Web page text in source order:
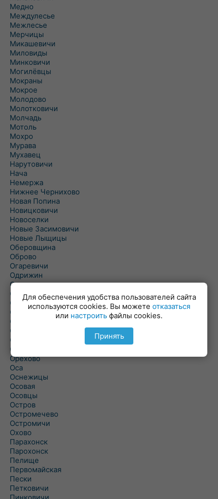
Медно
Междулесье
Межлесье
Мерчицы
Микашевичи
Миловиды
Минковичи
Могилёвцы
Мокраны
Мокрое
Молодово
Молотковичи
Молчадь
Мотоль
Мохро
Мурава
Мухавец
Нарутовичи
Нача
Немержа
Нижнее Чернихово
Новая Попина
Новицковичи
Новоселки
Новые Засимовичи
Новые Лыщицы
Оберовщина
Оброво
Огаревичи
Одрижин
Оздамичи
Озяты
Олтуш
Ольманы
Ольпень
Ольшаны
Омельная
Ополь
Орехово
Оса
Оснежицы
Осовая
Осовцы
Остров
Остромечево
Остромичи
Охово
Парахонск
Парохонск
Пелище
Первомайская
Пески
Петковичи
Для обеспечения удобства пользователей сайта
используются cookies. Вы можете отказаться
или настроить файлы cookies.
Принять